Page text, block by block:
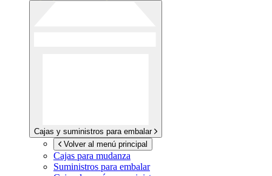
Cajas y suministros para embalar
Volver al menú principal
Cajas para mudanza
Suministros para embalar